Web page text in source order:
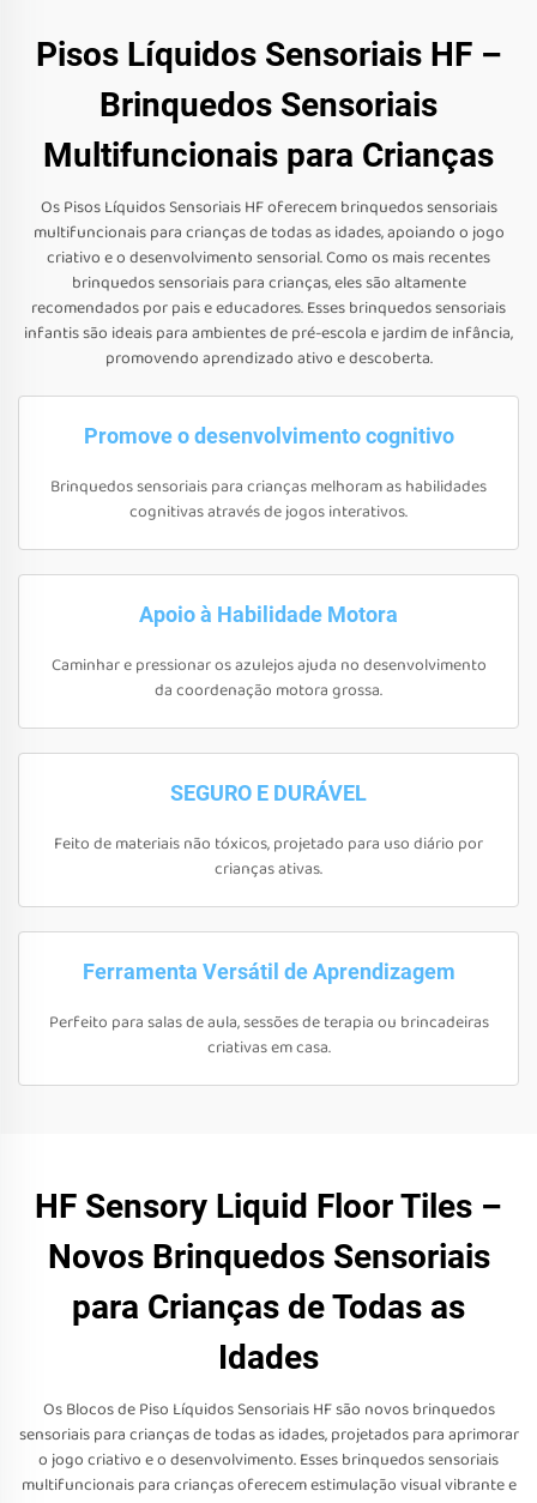
Pisos Líquidos Sensoriais HF –
Brinquedos Sensoriais
Multifuncionais para Crianças
Os Pisos Líquidos Sensoriais HF oferecem brinquedos sensoriais
multifuncionais para crianças de todas as idades, apoiando o jogo
criativo e o desenvolvimento sensorial. Como os mais recentes
brinquedos sensoriais para crianças, eles são altamente
recomendados por pais e educadores. Esses brinquedos sensoriais
infantis são ideais para ambientes de pré-escola e jardim de infância,
promovendo aprendizado ativo e descoberta.
Promove o desenvolvimento cognitivo
Brinquedos sensoriais para crianças melhoram as habilidades
cognitivas através de jogos interativos.
Apoio à Habilidade Motora
Caminhar e pressionar os azulejos ajuda no desenvolvimento
da coordenação motora grossa.
SEGURO E DURÁVEL
Feito de materiais não tóxicos, projetado para uso diário por
crianças ativas.
Ferramenta Versátil de Aprendizagem
Perfeito para salas de aula, sessões de terapia ou brincadeiras
criativas em casa.
HF Sensory Liquid Floor Tiles –
Novos Brinquedos Sensoriais
para Crianças de Todas as
Idades
Os Blocos de Piso Líquidos Sensoriais HF são novos brinquedos
sensoriais para crianças de todas as idades, projetados para aprimorar
o jogo criativo e o desenvolvimento. Esses brinquedos sensoriais
multifuncionais para crianças oferecem estimulação visual vibrante e